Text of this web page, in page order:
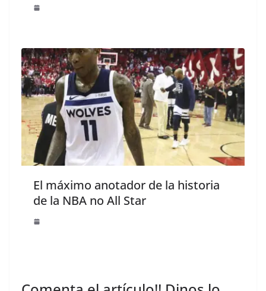
El máximo anotador de la historia
de la NBA no All Star